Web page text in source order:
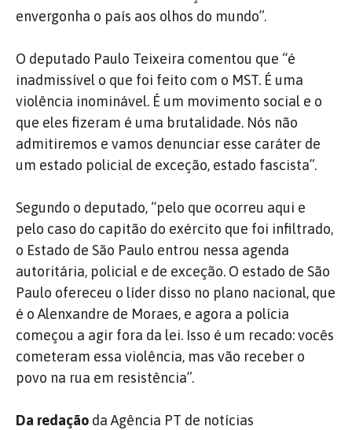
envergonha o país aos olhos do mundo”.
O deputado Paulo Teixeira comentou que “é
inadmissível o que foi feito com o MST. É uma
violência inominável. É um movimento social e o
que eles fizeram é uma brutalidade. Nós não
admitiremos e vamos denunciar esse caráter de
um estado policial de exceção, estado fascista”.
Segundo o deputado, “pelo que ocorreu aqui e
pelo caso do capitão do exército que foi infiltrado,
o Estado de São Paulo entrou nessa agenda
autoritária, policial e de exceção. O estado de São
Paulo ofereceu o líder disso no plano nacional, que
é o Alenxandre de Moraes, e agora a polícia
começou a agir fora da lei. Isso é um recado: vocês
cometeram essa violência, mas vão receber o
povo na rua em resistência”.
Da redação da Agência PT de notícias